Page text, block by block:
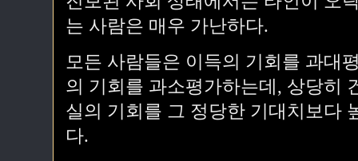
는 사람은 매우 가난하다.
모든 사람들은 이득의 기회를 과대
의 기회를 과소평가하는데, 상당히
실의 기회를 그 정당한 기대치보다
다.